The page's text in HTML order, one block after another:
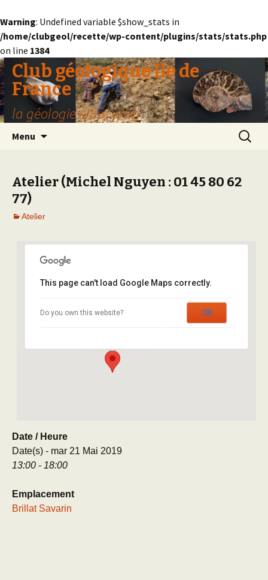
Warning: Undefined variable $show_stats in
/home/clubgeol/recette/wp-content/plugins/stats/stats.php
on line 1384
Club géologique Ile de
France
la géologie entre amis
Menu
Atelier (Michel Nguyen : 01 45 80 62
77)
Atelier
Brillat Savarin
This page can't load Google Maps correctly.
Do you own this website? OK
Date / Heure
Date(s) - mar 21 Mai 2019
13:00 - 18:00
Emplacement
Brillat Savarin